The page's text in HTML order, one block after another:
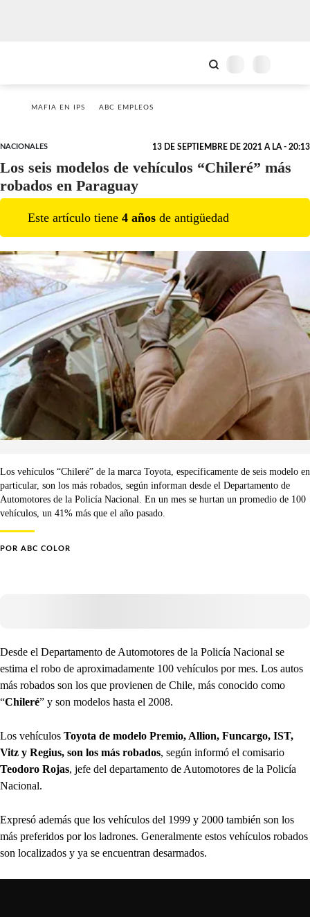
MAFIA EN IPS ABC EMPLEOS
NACIONALES 13 DE SEPTIEMBRE DE 2021 A LA - 20:13
Los seis modelos de vehículos “Chileré” más
robados en Paraguay
Este artículo tiene 4 años de antigüedad
Los vehículos “Chileré” de la marca Toyota, específicamente de seis modelo en
particular, son los más robados, según informan desde el Departamento de
Automotores de la Policía Nacional. En un mes se hurtan un promedio de 100
vehículos, un 41% más que el año pasado.
POR ABC COLOR
Desde el Departamento de Automotores de la Policía Nacional se
estima el robo de aproximadamente 100 vehículos por mes. Los autos
más robados son los que provienen de Chile, más conocido como
“Chileré” y son modelos hasta el 2008.
Los vehículos Toyota de modelo Premio, Allion, Funcargo, IST,
Vitz y Regius, son los más robados, según informó el comisario
Teodoro Rojas, jefe del departamento de Automotores de la Policía
Nacional.
Expresó además que los vehículos del 1999 y 2000 también son los
más preferidos por los ladrones. Generalmente estos vehículos robados
son localizados y ya se encuentran desarmados.